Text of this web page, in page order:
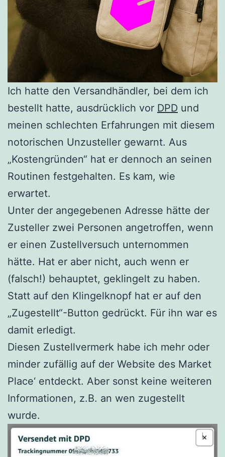
Ich hatte den Versandhändler, bei dem ich
bestellt hatte, ausdrücklich vor DPD und
meinen schlechten Erfahrungen mit diesem
notorischen Unzusteller gewarnt. Aus
„Kostengründen“ hat er dennoch an seinen
Routinen festgehalten. Es kam, wie
erwartet.
Unter der angegebenen Adresse hätte der
Zusteller zwei Personen angetroffen, wenn
er einen Zustellversuch unternommen
hätte. Hat er aber nicht, auch wenn er
(falsch!) behauptet, geklingelt zu haben.
Statt auf den Klingelknopf hat er auf den
„Zugestellt“-Button gedrückt. Für ihn war es
damit erledigt.
Diesen Zustellvermerk habe ich mehr oder
minder zufällig auf der Website des Market
Place‘ entdeckt. Aber sonst keine weiteren
Informationen, z.B. an wen zugestellt
wurde.